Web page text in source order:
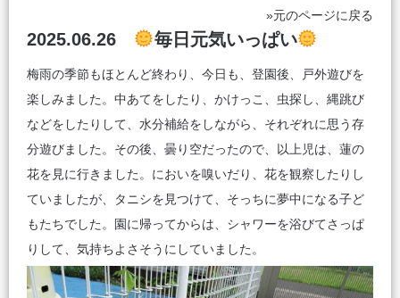
»元のページに戻る
2025.06.26 毎日元気いっぱい
梅雨の季節もほとんど終わり、今日も、登園後、戸外遊びを
楽しみました。中あてをしたり、かけっこ、虫探し、縄跳び
などをしたりして、水分補給をしながら、それぞれに思う存
分遊びました。その後、曇り空だったので、以上児は、蓮の
花を見に行きました。においを嗅いだり、花を観察したりし
ていましたが、タニシを見つけて、そっちに夢中になる子ど
もたちでした。園に帰ってからは、シャワーを浴びてさっぱ
りして、気持ちよさそうにしていました。